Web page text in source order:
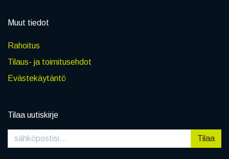
Muut tiedot
Rahoitus
Tilaus- ja toimitusehdot
Evästekäytäntö
Tilaa uutiskirje
Tilaa